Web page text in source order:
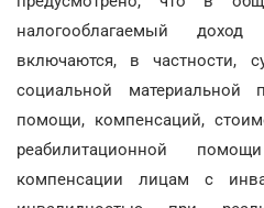
налогооблагаемый доход
включаются, в частности,
социальной материальной
помощи, компенсаций,
реабилитационной
компенсации лицам с